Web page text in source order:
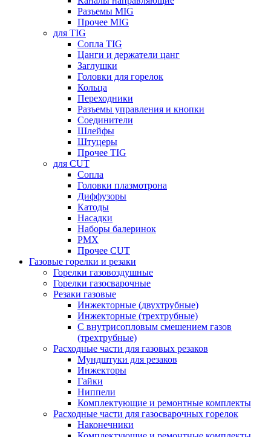
Разъемы MIG
Прочее MIG
для TIG
Сопла TIG
Цанги и держатели цанг
Заглушки
Головки для горелок
Кольца
Переходники
Разъемы управления и кнопки
Соединители
Шлейфы
Штуцеры
Прочее TIG
для CUT
Сопла
Головки плазмотрона
Диффузоры
Катоды
Насадки
Наборы балеринок
PMX
Прочее CUT
Газовые горелки и резаки
Горелки газовоздушные
Горелки газосварочные
Резаки газовые
Инжекторные (двухтрубные)
Инжекторные (трехтрубные)
С внутрисопловым смешением газов
(трехтрубные)
Расходные части для газовых резаков
Мундштуки для резаков
Инжекторы
Гайки
Ниппели
Комплектующие и ремонтные комплекты
Расходные части для газосварочных горелок
Наконечники